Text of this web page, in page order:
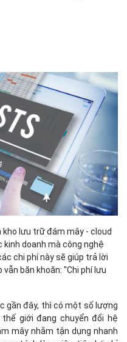
lưu trữ đám mây - cloud
doanh mà công nghệ
chi phí này sẽ giúp trả lời
băn khoăn: "Chi phí lưu
gần đây, thì có một số lượng
giới đang chuyển đổi hệ
mây nhằm tận dụng nhanh